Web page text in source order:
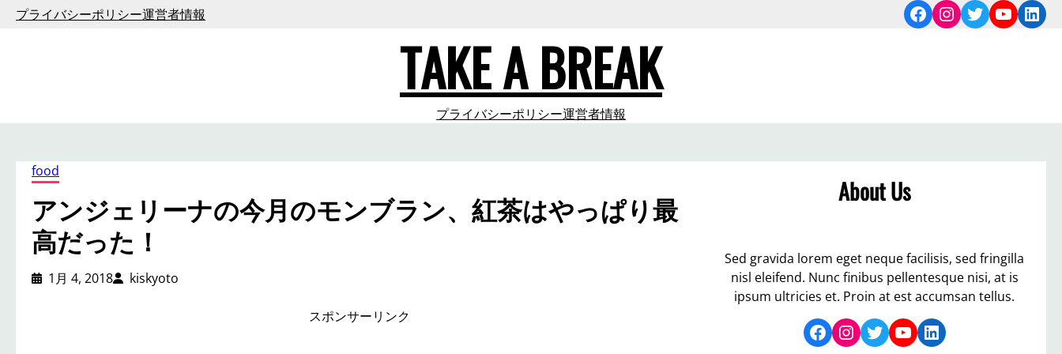
プ
プライバシーポリシー運営者情報 Facebook
Instagram
Twitter
TAKE A BREAK
プライバシーポリシー運営者情報
food
アンジェリーナの今月のモンブラン、紅茶はやっぱり最
高だった！
1月 4, 2018 kiskyoto
スポンサーリンク
About Us
Sed gravida lorem eget neque facilisis, sed fringilla
nisl eleifend. Nunc finibus pellentesque nisi, at is
ipsum ultricies et. Proin at est accumsan tellus.
Facebook Instagram Twitter YouTube LinkedIn